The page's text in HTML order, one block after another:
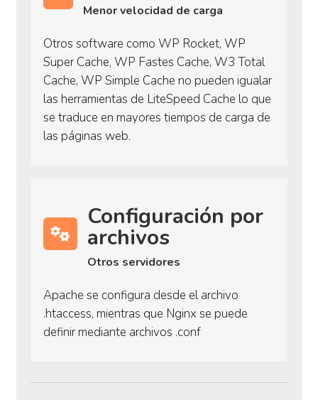
Menor velocidad de carga
Otros software como WP Rocket, WP
Super Cache, WP Fastes Cache, W3 Total
Cache, WP Simple Cache no pueden igualar
las herramientas de LiteSpeed Cache lo que
se traduce en mayores tiempos de carga de
las páginas web.
Configuración por
archivos
Otros servidores
Apache se configura desde el archivo
.htaccess, mientras que Nginx se puede
definir mediante archivos .conf